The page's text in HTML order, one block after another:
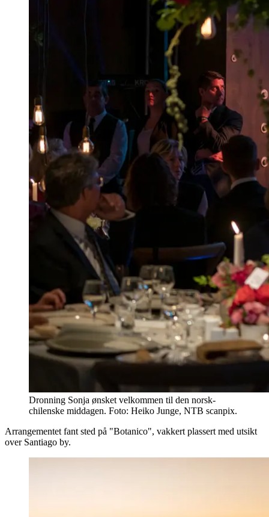
Dronning Sonja ønsket velkommen til den norsk-
chilenske middagen. Foto: Heiko Junge, NTB scanpix.
Arrangementet fant sted på "Botanico", vakkert plassert med utsikt
over Santiago by.